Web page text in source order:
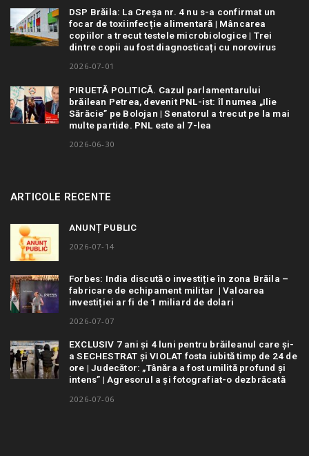
DSP Brăila: La Creșa nr. 4 nu s-a confirmat un
focar de toxiinfecție alimentară | Mâncarea
copiilor a trecut testele microbiologice | Trei
dintre copii au fost diagnosticați cu norovirus
2026-07-01
PIRUETĂ POLITICĂ. Cazul parlamentarului
brăilean Petrea, devenit PNL-ist: îl numea „Ilie
Sărăcie” pe Bolojan | Senatorul a trecut pe la mai
multe partide. PNL este al 7-lea
2026-06-30
ARTICOLE RECENTE
ANUNȚ PUBLIC
2026-07-14
Forbes: India discută o investiție în zona Brăila –
fabricare de echipament militar | Valoarea
investiției ar fi de 1 miliard de dolari
2026-07-07
EXCLUSIV 7 ani și 4 luni pentru brăileanul care și-
a SECHESTRAT și VIOLAT fosta iubită timp de 24 de
ore | Judecător: „Tânăra a fost umilită profund și
intens” | Agresorul a și fotografiat-o dezbrăcată
2026-07-06